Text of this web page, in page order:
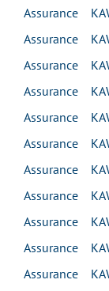
Assurance
Assurance
Assurance
Assurance
Assurance
Assurance
Assurance
Assurance
Assurance
Assurance
Assurance